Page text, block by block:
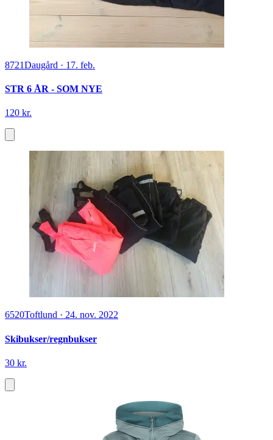
8721Daugård · 17. feb.
STR 6 ÅR - SOM NYE
120 kr.
6520Toftlund · 24. nov. 2022
Skibukser/regnbukser
30 kr.